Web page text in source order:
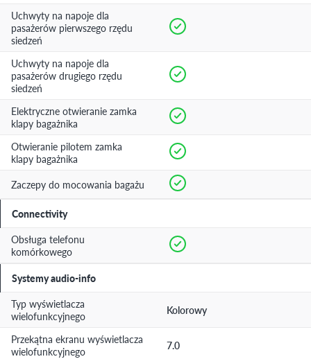
Uchwyty na napoje dla
pasażerów pierwszego rzędu
siedzeń
Uchwyty na napoje dla
pasażerów drugiego rzędu
siedzeń
Elektryczne otwieranie zamka
klapy bagażnika
Otwieranie pilotem zamka
klapy bagażnika
Zaczepy do mocowania bagażu
Connectivity
Obsługa telefonu
komórkowego
Systemy audio-info
Typ wyświetlacza
wielofunkcyjnego
Kolorowy
Przekątna ekranu wyświetlacza
wielofunkcyjnego
7.0